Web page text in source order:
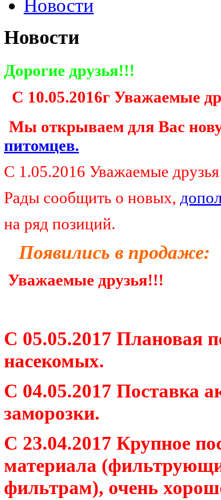
Новости
Новости
Дорогие друзья!!!
С 10.05.2016г Уважаемые
Мы открываем для Вас
питомцев.
С 1.05.2016 Уважаемые
Рады сообщить о новых,
на ряд позиций.
Появились в продаже:
Уважаемые друзья!!!
С 05.05.2017 Плановая
насекомых.
С 04.05.2017 Поставка
заморозки.
С 23.04.2017 Крупное
материала
фильтрам), очень